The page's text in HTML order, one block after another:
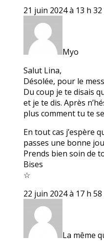
21 juin 2024 à 13 h
Myo
Salut Lina,
Désolée, pour le
Du coup je te disais
et je te dis. Après
plus comment tu te
En tout cas j’espère
passes une bonne
Prends bien soin de
Bises
☆
22 juin 2024 à 17 h
La même